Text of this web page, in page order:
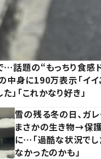
…話題の“もっちり食感
身に190万表示「イイ
」「これかなり好き」
雪の残る冬の日、ガ
まさかの生き物→保
に…「過酷な状況でし
なかったのかも」